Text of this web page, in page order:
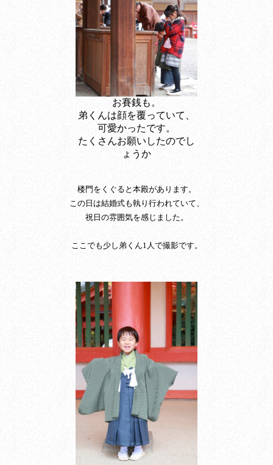
お賽銭も。
弟くんは顔を覆っていて、
可愛かったです。
たくさんお願いしたのでし
ょうか
楼門をくぐると本殿があります。
この日は結婚式も執り行われていて、
祝日の雰囲気を感じました。
ここでも少し弟くん1人で撮影です。